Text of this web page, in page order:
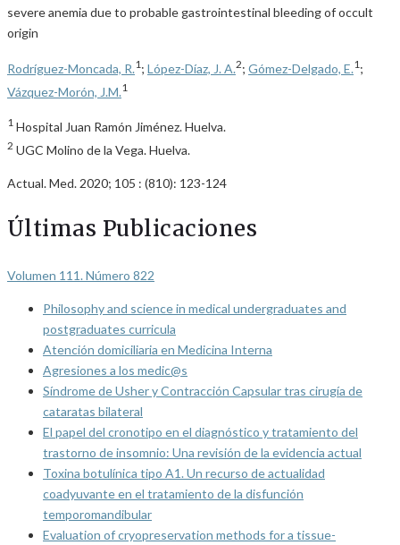
severe anemia due to probable gastrointestinal bleeding of occult
origin
Rodríguez-Moncada, R.1 ; López-Díaz, J. A.2; Gómez-Delgado, E.1 ;
Vázquez-Morón, J.M. 1
1 Hospital Juan Ramón Jiménez. Huelva.
2 UGC Molino de la Vega. Huelva.
Actual. Med. 2020; 105 : (810): 123-124
Últimas Publicaciones
Volumen 111. Número 822
Philosophy and science in medical undergraduates and
postgraduates curricula
Atención domiciliaria en Medicina Interna
Agresiones a los medic@s
Síndrome de Usher y Contracción Capsular tras cirugía de
cataratas bilateral
El papel del cronotipo en el diagnóstico y tratamiento del
trastorno de insomnio: Una revisión de la evidencia actual
Toxina botulínica tipo A1. Un recurso de actualidad
coadyuvante en el tratamiento de la disfunción
temporomandibular
Evaluation of cryopreservation methods for a tissue-